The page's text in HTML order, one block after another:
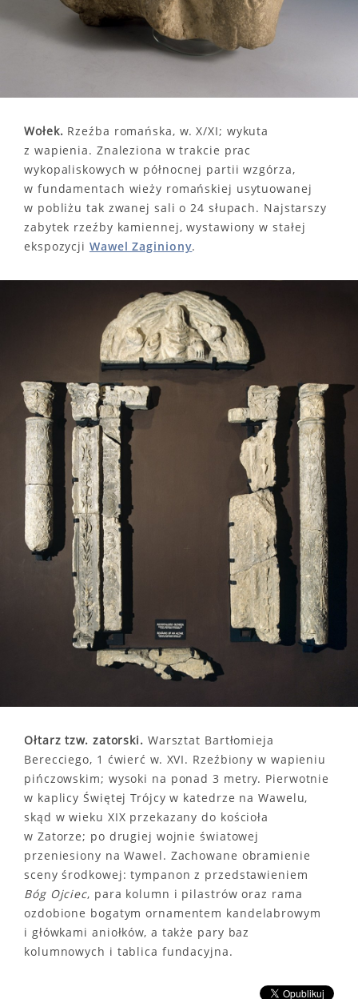
Wołek. Rzeźba romańska, w. X/XI; wykuta
z wapienia. Znaleziona w trakcie prac
wykopaliskowych w północnej partii wzgórza,
w fundamentach wieży romańskiej usytuowanej
w pobliżu tak zwanej sali o 24 słupach. Najstarszy
zabytek rzeźby kamiennej, wystawiony w stałej
ekspozycji Wawel Zaginiony.
Ołtarz tzw. zatorski. Warsztat Bartłomieja
Berecciego, 1 ćwierć w. XVI. Rzeźbiony w wapieniu
pińczowskim; wysoki na ponad 3 metry. Pierwotnie
w kaplicy Świętej Trójcy w katedrze na Wawelu,
skąd w wieku XIX przekazany do kościoła
w Zatorze; po drugiej wojnie światowej
przeniesiony na Wawel. Zachowane obramienie
sceny środkowej: tympanon z przedstawieniem
Bóg Ojciec, para kolumn i pilastrów oraz rama
ozdobione bogatym ornamentem kandelabrowym
i główkami aniołków, a także pary baz
kolumnowych i tablica fundacyjna.